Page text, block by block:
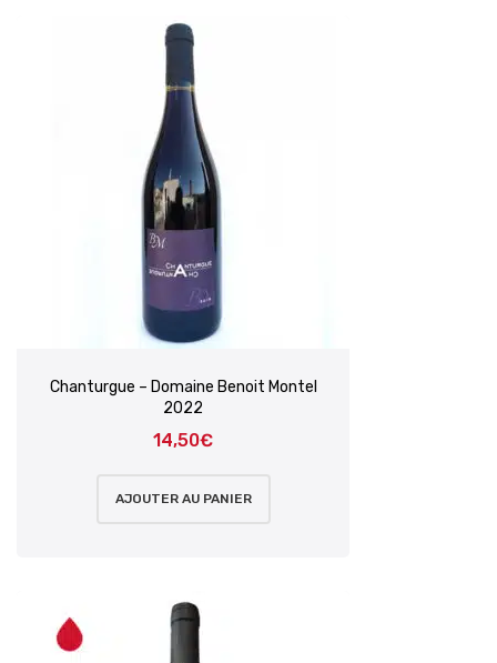
Chanturgue – Domaine Benoit Montel
2022
14,50€
AJOUTER AU PANIER